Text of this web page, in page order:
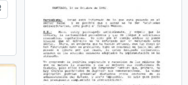
Añadir al portapapeles